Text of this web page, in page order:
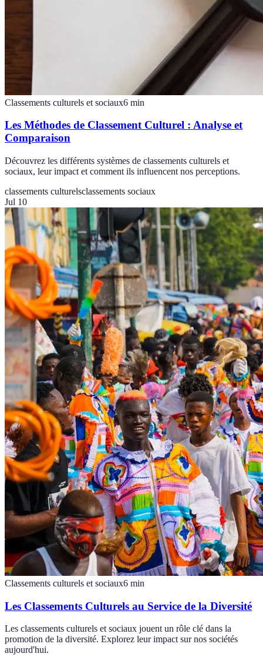
Classements culturels et sociaux6 min
Les Méthodes de Classement Culturel : Analyse et
Comparaison
Découvrez les différents systèmes de classements culturels et
sociaux, leur impact et comment ils influencent nos perceptions.
classements culturelsclassements sociaux
Jul 10
Classements culturels et sociaux6 min
Les Classements Culturels au Service de la Diversité
Les classements culturels et sociaux jouent un rôle clé dans la
promotion de la diversité. Explorez leur impact sur nos sociétés
aujourd'hui.